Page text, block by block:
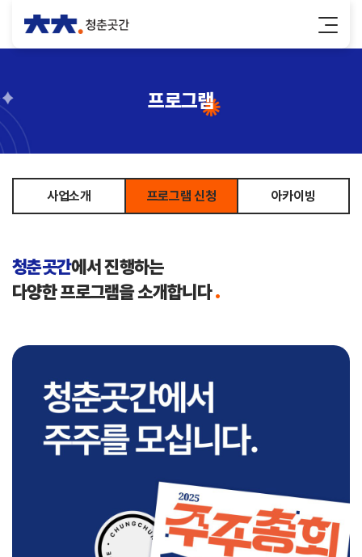
프로그램
사업소개 프로그램 신청 아카이빙
청춘곳간에서 진행하는
다양한 프로그램을 소개합니다.